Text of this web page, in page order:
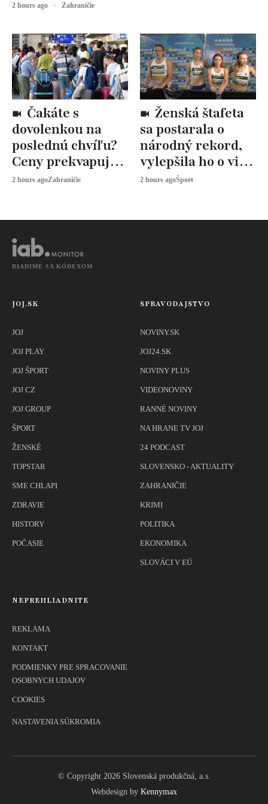
dovolenkou na
poslednú chvíľu?
Ceny prekvapujú,
odborníci radia
2 hours agoZahraničie
sa postarala o
národný rekord,
vylepšila ho o viac
ako štyri sekundy
2 hours agoŠport
2 hours ago Zahraničie
RIADIME SA KÓDEXOM
JOJ.SK
JOJ
JOJ PLAY
JOJ ŠPORT
JOJ CZ
JOJ GROUP
ŠPORT
ŽENSKÉ
TOPSTAR
SME CHLAPI
ZDRAVIE
HISTORY
POČASIE
SPRAVODAJSTVO
NOVINY.SK
JOJ24.SK
NOVINY PLUS
VIDEONOVINY
RANNÉ NOVINY
NA HRANE TV JOJ
24 PODCAST
SLOVENSKO - AKTUALITY
ZAHRANIČIE
KRIMI
POLITIKA
EKONOMIKA
SLOVÁCI V EÚ
NEPREHLIADNITE
REKLAMA
KONTAKT
PODMIENKY PRE SPRACOVANIE
OSOBNYCH UDAJOV
COOKIES
NASTAVENIA SÚKROMIA
© Copyright 2026 Slovenská produkčná, a.s.
Webdesign by Kennymax